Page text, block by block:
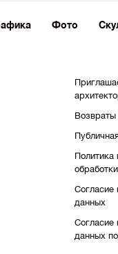
Фото
Возвраты
Политика
Согласие
данных
Согласие
данных